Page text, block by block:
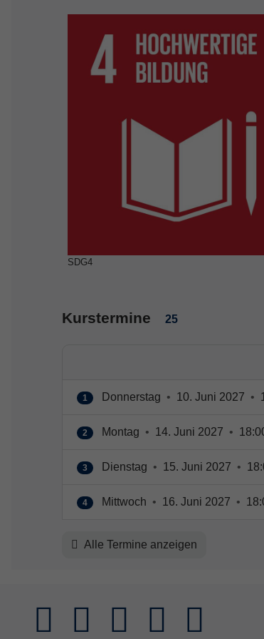
SDG4
Kurstermine 25
1 Donnerstag • 10. Juni 2027 •
2 Montag • 14. Juni 2027 •
3 Dienstag • 15. Juni 2027 •
4 Mittwoch • 16. Juni 2027 •
Alle Termine anzeigen